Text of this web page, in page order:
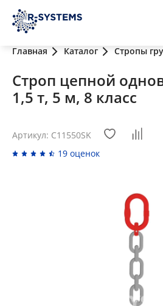
Главная Каталог Стропы
Строп цепной
1,5 т, 5 м, 8 класс
Артикул: C11550SK
19 оценок